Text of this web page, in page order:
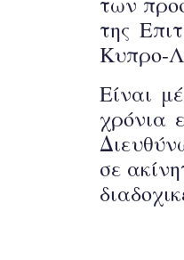
της
Κυπρο-
Είναι
χρόνια
σε